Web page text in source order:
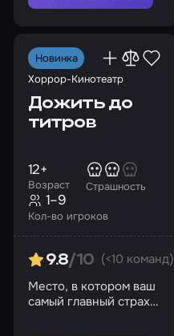
Новинка
Хоррор-Кинотеатр
Дожить до
титров
Возраст
12+
Страшность
Кол-во игроков
1–9
9.8/10 (<10 команд)
Место, в котором ваш
самый главный страх